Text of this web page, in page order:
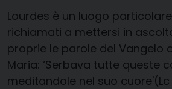
Lourdes è un luogo
richiamati a mettersi in
proprie le parole del Vangelo
Maria: ‘Serbava tutte queste
meditandole nel suo cuore'(Lc